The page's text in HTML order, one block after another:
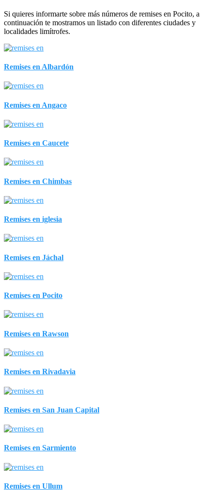
Si quieres informarte sobre más números de remises en Pocito, a
continuación te mostramos un listado con diferentes ciudades y
localidades limítrofes.
Remises en Albardón
Remises en Angaco
Remises en Caucete
Remises en Chimbas
Remises en iglesia
Remises en Jáchal
Remises en Pocito
Remises en Rawson
Remises en Rivadavia
Remises en San Juan Capital
Remises en Sarmiento
Remises en Ullum